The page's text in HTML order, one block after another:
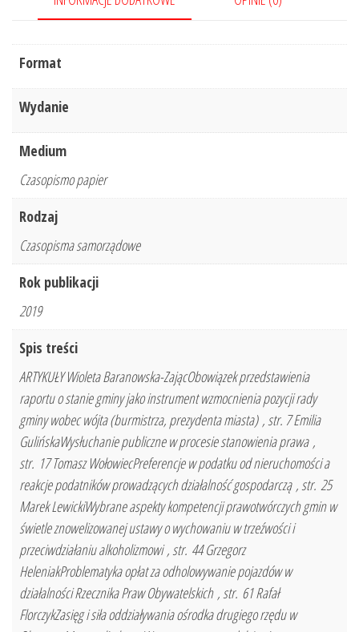
Format
Wydanie
Medium
Czasopismo papier
Rodzaj
Czasopisma samorządowe
Rok publikacji
2019
Spis treści
ARTYKUŁY Wioleta Baranowska-ZającObowiązek przedstawienia
raportu o stanie gminy jako instrument wzmocnienia pozycji rady
gminy wobec wójta (burmistrza, prezydenta miasta) , str. 7 Emilia
GulińskaWysłuchanie publiczne w procesie stanowienia prawa ,
str. 17 Tomasz WołowiecPreferencje w podatku od nieruchomości a
reakcje podatników prowadzących działalność gospodarczą , str. 25
Marek LewickiWybrane aspekty kompetencji prawotwórczych gmin w
świetle znowelizowanej ustawy o wychowaniu w trzeźwości i
przeciwdziałaniu alkoholizmowi , str. 44 Grzegorz
HeleniakProblematyka opłat za odholowywanie pojazdów w
działalności Rzecznika Praw Obywatelskich , str. 61 Rafał
FlorczykZasięg i siła oddziaływania ośrodka drugiego rzędu w